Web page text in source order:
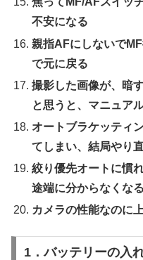
不安になる
親指AFにしないで
で元に戻る
撮影した画像が、暗
と思うと、マニュア
オートブラケッティ
てしまい、結局やり
絞り優先オートに慣
途端に分からなくなる
カメラの性能なのに
1．バッテリーの入